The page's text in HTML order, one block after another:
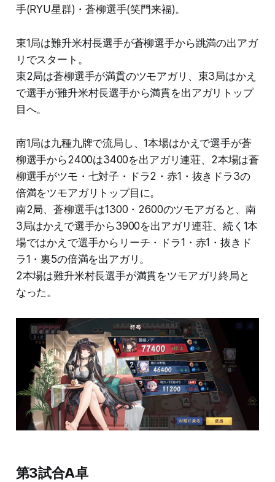
手(RYU星群)・蒼柳選手(笑門来福)。
東1局は難升米村長選手が蒼柳選手から跳満の出アガ
リでスタート。
東2局は蒼柳選手が満貫のツモアガリ、東3局はかえ
で選手が難升米村長選手から満貫を出アガリトップ
目へ。
南1局は九種九牌で流局し、1本場はかえで選手が蒼
柳選手から2400は3400を出アガリ連荘、2本場は蒼
柳選手がツモ・七対子・ドラ2・赤1・抜きドラ3の
倍満をツモアガリトップ目に。
南2局、蒼柳選手は1300・2600のツモアガると、南
3局はかえで選手から3900を出アガリ連荘、続く1本
場ではかえで選手からリーチ・ドラ1・赤1・抜きド
ラ1・裏5の倍満を出アガリ。
2本場は難升米村長選手が満貫をツモアガリ終局と
なった。
第3試合A卓